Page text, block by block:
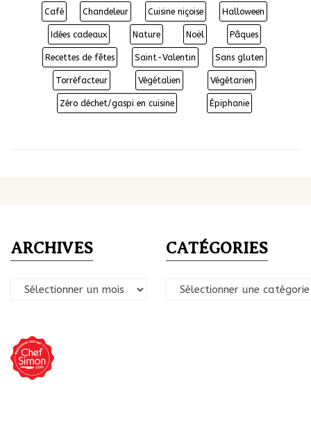
Café Chandeleur Cuisine niçoise Halloween
Idées cadeaux Nature Noël Pâques
Recettes de fêtes Saint-Valentin Sans gluten
Torréfacteur Végétalien Végétarien
Zéro déchet/gaspi en cuisine Épiphanie
ARCHIVES
Archives
CATÉGORIES
Catégories